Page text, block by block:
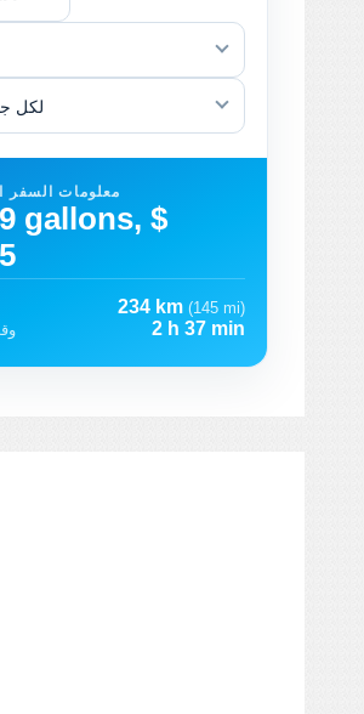
لكل
معلومات السفر
gallons, $
234 km (145 mi)
2 h 37 min